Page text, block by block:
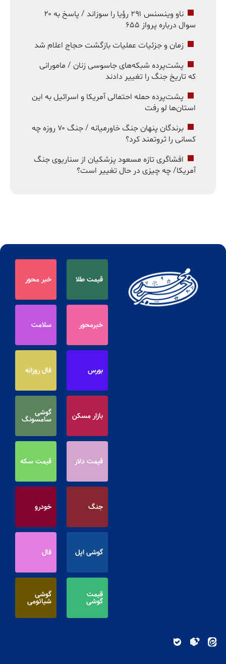
ناو وینسنس ۲۹۱ رؤیا را سوزاند / پاسخ به ۲۰
سوال درباره پرواز ۶۵۵
زمان و جزئیات عملیات بازگشت حجاج اعلام شد
پشت‌پرده شبکه‌های جاسوسی زنان / مامورانی
که تاریخ جنگ را تغییر دادند
پشت‌پرده حمله احتمالی آمریکا و اسرائیل به این
استان‌ها لو رفت
برندگان پنهان جنگ خاورمیانه / جنگ ۷۰ روزه چه
کسانی را ثروتمند کرد؟
افشاگری تازه مسعود پزشکیان از سناریوی جنگ
آمریکا/ چه چیزی در حال تغییر است؟
قیمت طلا خبر محور
خبرمحور سلامت
بورس فال روزانه
بازار مسکن گوشی
سامسونگ
قیمت دلار قیمت سکه
جنگ خودرو
گوشی اپل فال
قیمت
گوشی
گوشی
شیائومی